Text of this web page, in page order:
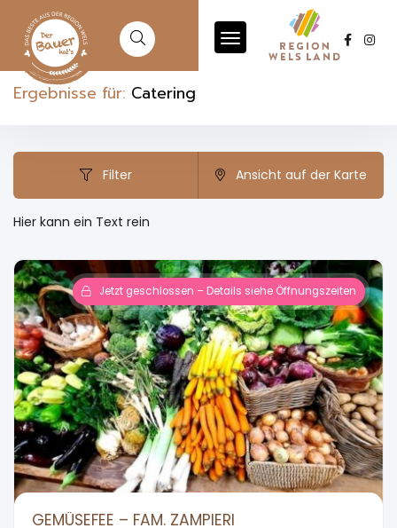
Ergebnisse für: Catering
Filter Ansicht auf der Karte
Hier kann ein Text rein
Jetzt geschlossen – Details siehe Öffnungszeiten
GEMÜSEFEE – FAM. ZAMPIERI